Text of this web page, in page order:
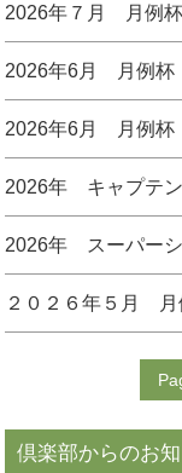
2026年７月 月例
2026年6月 月例杯
2026年6月 月例杯
2026年 キャプテ
2026年 スーパーシ
２０２６年５月 月
倶楽部からのお